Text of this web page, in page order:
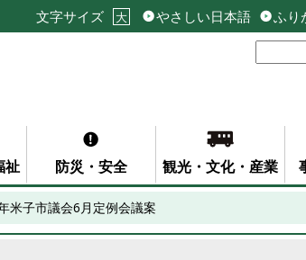
文字サイズ 大 やさしい日本語 ふり
祉 防災・安全 観光・文化・産業
米子市議会6月定例会議案